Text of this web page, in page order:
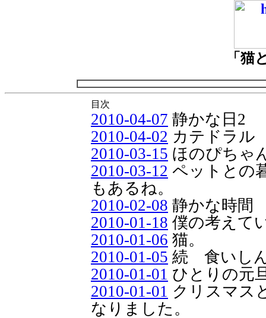
「猫
目次
2010-04-07 静かな日2
2010-04-02 カテドラル
2010-03-15 ほのぴちゃ
2010-03-12 ペットとの
もあるね。
2010-02-08 静かな時間
2010-01-18 僕の考えて
2010-01-06 猫。
2010-01-05 続 食いし
2010-01-01 ひとりの元
2010-01-01 クリスマス
なりました。